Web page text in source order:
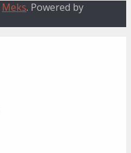
Meks. Powered by